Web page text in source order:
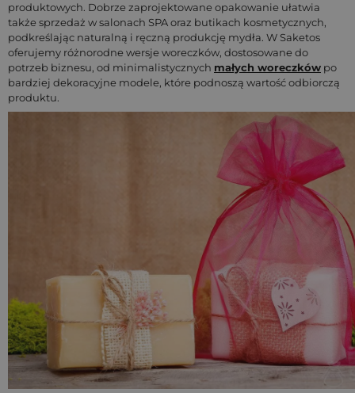
produktowych. Dobrze zaprojektowane opakowanie ułatwia
także sprzedaż w salonach SPA oraz butikach kosmetycznych,
podkreślając naturalną i ręczną produkcję mydła. W Saketos
oferujemy różnorodne wersje woreczków, dostosowane do
potrzeb biznesu, od minimalistycznych małych woreczków po
bardziej dekoracyjne modele, które podnoszą wartość odbiorczą
produktu.